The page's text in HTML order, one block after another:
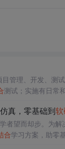
管理、开发、测
测试；实施有日常
真，零基础到
者望而却步。为解
合学习方案，助零